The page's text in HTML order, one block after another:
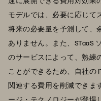
モデルでは、必要に応じて
将来の必要量を予測して、
ありません。また、STaaS
のサービスによって、熟練
ことができるため、自社の
関連する費用を削減できま
ージ・テクノロジーが登場